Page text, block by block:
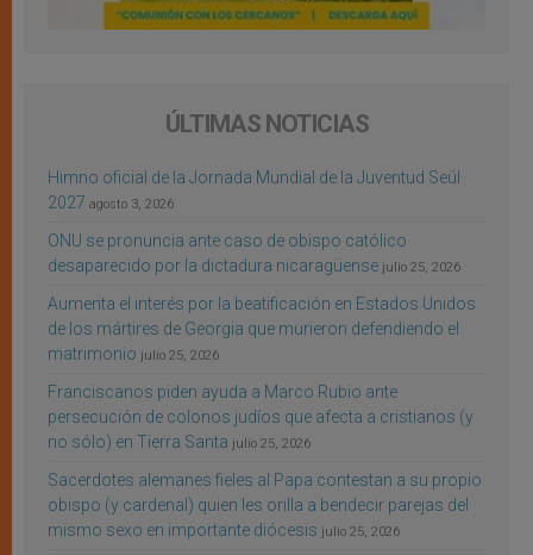
ÚLTIMAS NOTICIAS
Himno oficial de la Jornada Mundial de la Juventud Seúl
2027 agosto 3, 2026
ONU se pronuncia ante caso de obispo católico
desaparecido por la dictadura nicaragüense julio 25, 2026
Aumenta el interés por la beatificación en Estados Unidos
de los mártires de Georgia que murieron defendiendo el
matrimonio julio 25, 2026
Franciscanos piden ayuda a Marco Rubio ante
persecución de colonos judíos que afecta a cristianos (y
no sólo) en Tierra Santa julio 25, 2026
Sacerdotes alemanes fieles al Papa contestan a su propio
obispo (y cardenal) quien les orilla a bendecir parejas del
mismo sexo en importante diócesis julio 25, 2026